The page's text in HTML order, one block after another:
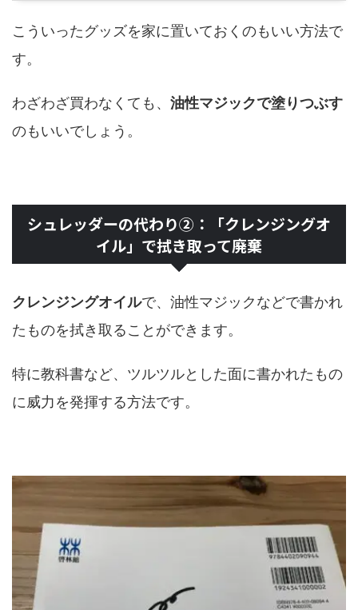
こういったグッズを家に置いておくのもいい方法で
す。
わざわざ買わなくても、 油性マジックで塗りつぶす
のもいいでしょう。
シュレッダーの代わり②：「クレンジングオ
イル」で拭き取って廃棄
クレンジングオイルで、油性マジックなどで書かれ
たものを拭き取ることができます。
特に教科書など、ツルツルとした面に書かれたもの
に威力を発揮する方法です。